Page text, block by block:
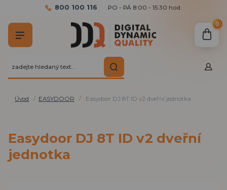
800 100 116 PO - PÁ 8:00 - 15:30 hod.
0
Úvod EASYDOOR Easydoor DJ 8T ID v2 dveřní jednotka
Easydoor DJ 8T ID v2 dveřní
jednotka